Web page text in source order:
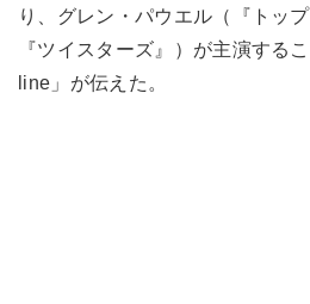
り、グレン・パウエル（『トッ
『ツイスターズ』）が主演する
line」が伝えた。